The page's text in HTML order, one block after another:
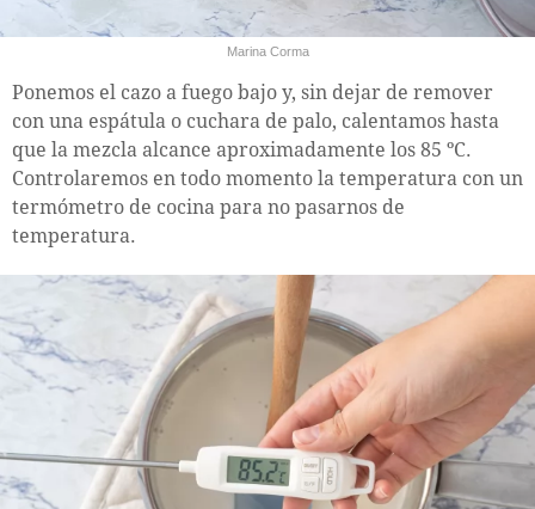
Marina Corma
Ponemos el cazo a fuego bajo y, sin dejar de remover
con una espátula o cuchara de palo, calentamos hasta
que la mezcla alcance aproximadamente los 85 ºC.
Controlaremos en todo momento la temperatura con un
termómetro de cocina para no pasarnos de
temperatura.